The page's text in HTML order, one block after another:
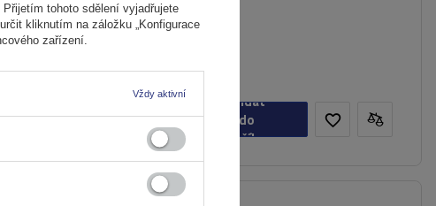
Přidat
do
košíku
tohoto sdělení vyjadřujete
kliknutím na záložku „Konfigurace
zařízení.
Vždy aktivní